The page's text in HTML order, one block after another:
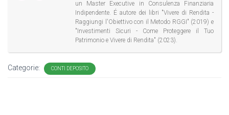
un Master Executive in Consulenza Finanziaria
Indipendente. É autore dei libri "Vivere di Rendita -
Raggiungi l'Obiettivo con il Metodo RGGI" (2019) e
"Investimenti Sicuri - Come Proteggere il Tuo
Patrimonio e Vivere di Rendita" (2023).
Categorie: CONTI DEPOSITO